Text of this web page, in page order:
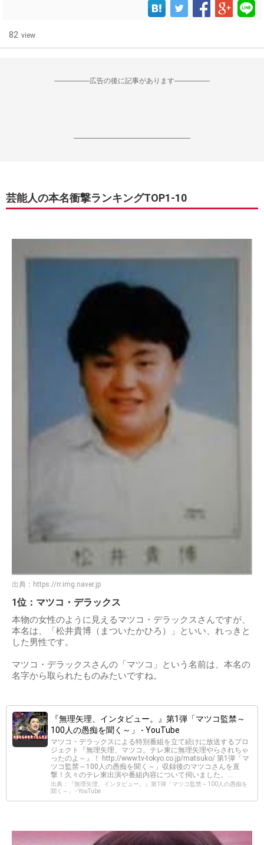
82 view
--------------------広告の後に記事があります--------------------
------------------------------------------------------------------
芸能人の本名衝撃ランキングTOP1-10
出典： https://rr.img.naver.jp
1位：マツコ・デラックス
本物の女性のように見えるマツコ・デラックスさんですが、
本名は、「松井貴博（まついたかひろ）」といい、れっきと
した男性です。
マツコ・デラックスさんの「マツコ」という名前は、本名の
名字から取られたものみたいですね。
『無理矢理、インタビュー。』第1弾「マツコ監禁～
100人の愚痴を聞く～」 - YouTube
マツコ・デラックスによる特別番組を立て続けに放送するプロ
ジェクト『無理矢理、マツコ。テレ東に無理矢理やらされちゃ
ったのよ～』！ http://www.tv-tokyo.co.jp/matsuko/ 第1弾「マ
ツコ監禁～100人の愚痴を聞く～」収録後のマツコさんを直
撃！久々のテレ東出演や番組内容について伺いました。...
出典：『無理矢理、インタビュー。』第1弾「マツコ監禁～100人の愚痴を
聞く～」 - YouTube